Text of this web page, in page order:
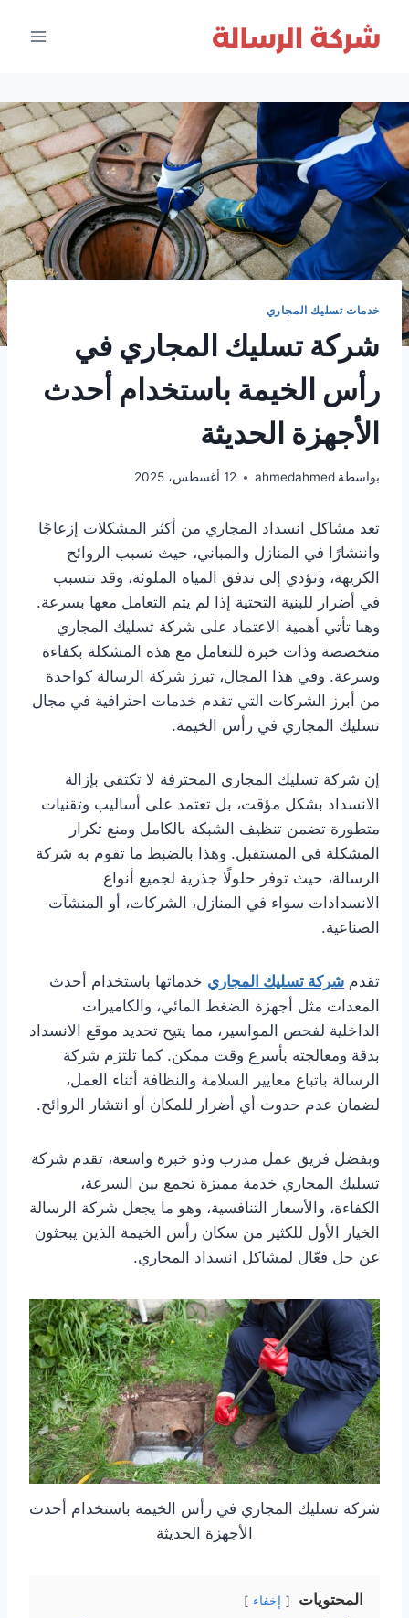
خدمات تسليك المجاري
شركة تسليك المجاري في
رأس الخيمة باستخدام أحدث
الأجهزة الحديثة
بواسطة ahmedahmed 12 أغسطس، 2025
تعد مشاكل انسداد المجاري من أكثر المشكلات إزعاجًا
وانتشارًا في المنازل والمباني، حيث تسبب الروائح
الكريهة، وتؤدي إلى تدفق المياه الملوثة، وقد تتسبب
في أضرار للبنية التحتية إذا لم يتم التعامل معها بسرعة.
وهنا تأتي أهمية الاعتماد على شركة تسليك المجاري
متخصصة وذات خبرة للتعامل مع هذه المشكلة بكفاءة
وسرعة. وفي هذا المجال، تبرز شركة الرسالة كواحدة
من أبرز الشركات التي تقدم خدمات احترافية في مجال
تسليك المجاري في رأس الخيمة.
إن شركة تسليك المجاري المحترفة لا تكتفي بإزالة
الانسداد بشكل مؤقت، بل تعتمد على أساليب وتقنيات
متطورة تضمن تنظيف الشبكة بالكامل ومنع تكرار
المشكلة في المستقبل. وهذا بالضبط ما تقوم به شركة
الرسالة، حيث توفر حلولًا جذرية لجميع أنواع
الانسدادات سواء في المنازل، الشركات، أو المنشآت
الصناعية.
تقدم شركة تسليك المجاري خدماتها باستخدام أحدث
المعدات مثل أجهزة الضغط المائي، والكاميرات
الداخلية لفحص المواسير، مما يتيح تحديد موقع الانسداد
بدقة ومعالجته بأسرع وقت ممكن. كما تلتزم شركة
الرسالة باتباع معايير السلامة والنظافة أثناء العمل،
لضمان عدم حدوث أي أضرار للمكان أو انتشار الروائح.
وبفضل فريق عمل مدرب وذو خبرة واسعة، تقدم شركة
تسليك المجاري خدمة مميزة تجمع بين السرعة،
الكفاءة، والأسعار التنافسية، وهو ما يجعل شركة الرسالة
الخيار الأول للكثير من سكان رأس الخيمة الذين يبحثون
عن حل فعّال لمشاكل انسداد المجاري.
شركة تسليك المجاري في رأس الخيمة باستخدام أحدث
الأجهزة الحديثة
المحتويات إخفاء